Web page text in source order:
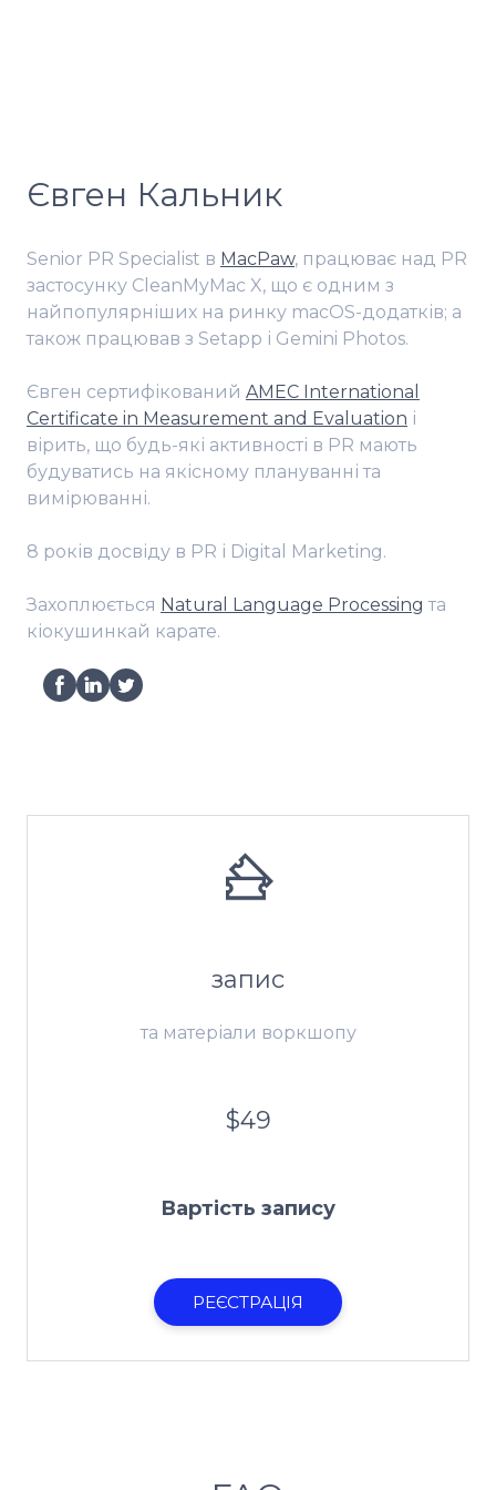
Євген Кальник
Senior PR Specialist в MacPaw, працюває над PR
застосунку СleanMyMac X, що є одним з
найпопулярніших на ринку macOS-додатків; а
також працював з Setapp і Gemini Photos.
Євген сертифікований AMEC International
Certificate in Measurement and Evaluation і
вірить, що будь-які активності в PR мають
будуватись на якісному плануванні та
вимірюванні.
8 років досвіду в PR і Digital Marketing.
Захоплюється Natural Language Processing та
кіокушинкай карате.
запис
та матеріали воркшопу
$49
Вартість запису
РЕЄСТРАЦІЯ